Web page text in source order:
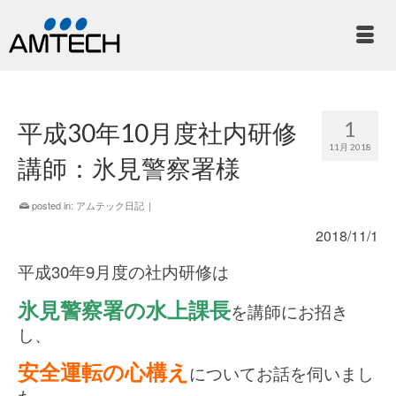
1
11月 2018
平成30年10月度社内研修
講師：氷見警察署様
posted in: アムテック日記 |
2018/11/1
平成30年9月度の社内研修は
氷見警察署の水上課長を講師にお招き
し、
安全運転の心構え についてお話を伺いまし